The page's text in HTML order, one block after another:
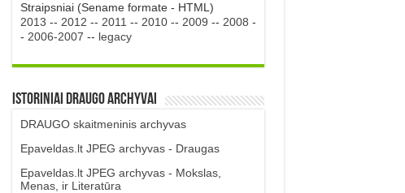
Straipsniai (Sename formate - HTML)
2013 -- 2012 -- 2011 -- 2010-- 2009 -- 2008 -
- 2006-2007 -- legacy
Istoriniai DRAUGO Archyvai
DRAUGO skaitmeninis archyvas
Epaveldas.lt JPEG archyvas - Draugas
Epaveldas.lt JPEG archyvas - Mokslas,
Menas, ir Literatūra